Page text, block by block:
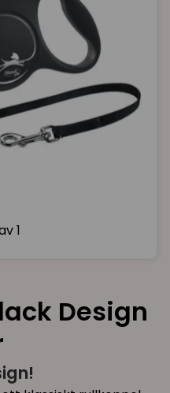
1
Design